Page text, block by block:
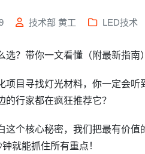
技术部 黄工 LED技术
选？带你一文看懂（附最新指南）
项目寻找灯光材料，你一定会听
行家都在疯狂推荐它？
这个核心秘密，我们把最有价
就能抓住所有重点！